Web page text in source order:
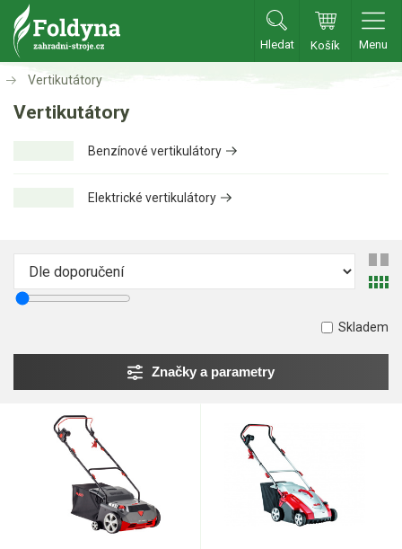
Hledat Košík Menu
Zahradní traktory
Zahradní traktory
Zahradní ridery
Sekačky
Benzínové sekačky
Bubnové sekačky
Mulčovače
Křovinořezy a vyžínače
Benzínové křovinořezy a vyžínače
Aku křovinořezy a vyžínače
Vertikutátory
Vertikutátory
Benzínové vertikulátory
Elektrické vertikulátory
Skladem
Značky a parametry